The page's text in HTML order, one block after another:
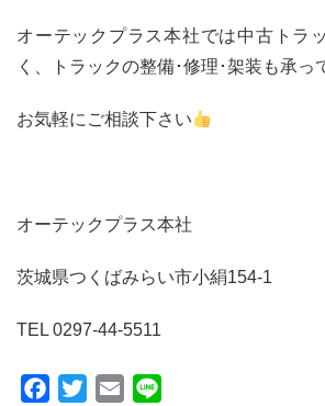
オーテックプラス本社では中古トラ
く、トラックの整備･修理･架装も承っ
お気軽にご相談下さい
オーテックプラス本社
茨城県つくばみらい市小絹154-1
TEL 0297-44-5511
Facebook
TwitterEmail